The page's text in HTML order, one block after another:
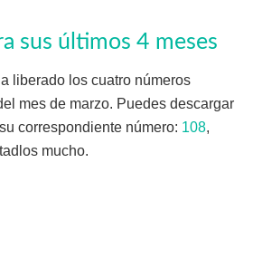
sus últimos 4 meses
liberado los cuatro números
mes de marzo. Puedes descargar
correspondiente número: 108,
mucho.